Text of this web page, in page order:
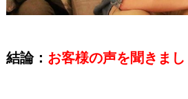
結論： お客様の声を聞きまし